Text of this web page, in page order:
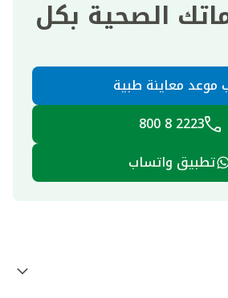
الصحية بكل
موعد معاينة طبية
2223 8 800
تطبيق واتساب